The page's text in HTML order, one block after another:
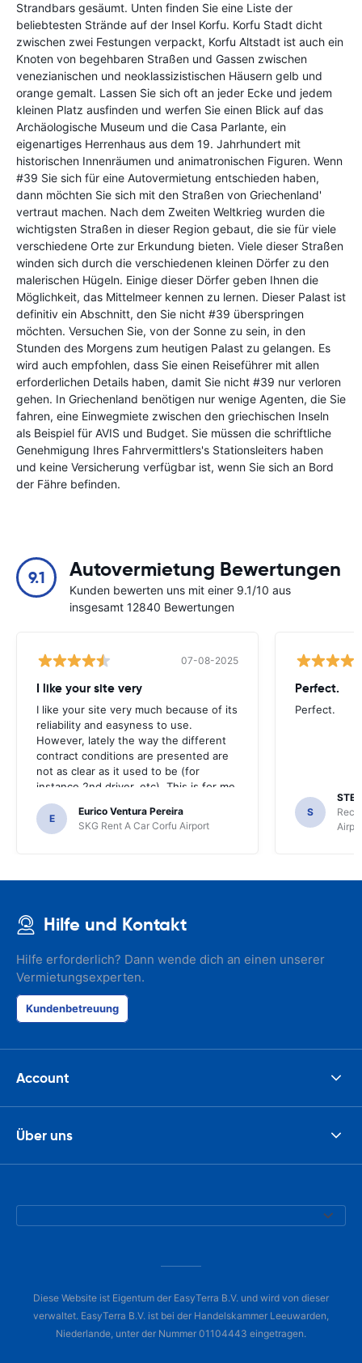
Strandbars gesäumt. Unten finden Sie eine Liste der
beliebtesten Strände auf der Insel Korfu. Korfu Stadt dicht
zwischen zwei Festungen verpackt, Korfu Altstadt ist auch ein
Knoten von begehbaren Straßen und Gassen zwischen
venezianischen und neoklassizistischen Häusern gelb und
orange gemalt. Lassen Sie sich oft an jeder Ecke und jedem
kleinen Platz ausfinden und werfen Sie einen Blick auf das
Archäologische Museum und die Casa Parlante, ein
eigenartiges Herrenhaus aus dem 19. Jahrhundert mit
historischen Innenräumen und animatronischen Figuren. Wenn
#39 Sie sich für eine Autovermietung entschieden haben,
dann möchten Sie sich mit den Straßen von Griechenland'
vertraut machen. Nach dem Zweiten Weltkrieg wurden die
wichtigsten Straßen in dieser Region gebaut, die sie für viele
verschiedene Orte zur Erkundung bieten. Viele dieser Straßen
winden sich durch die verschiedenen kleinen Dörfer zu den
malerischen Hügeln. Einige dieser Dörfer geben Ihnen die
Möglichkeit, das Mittelmeer kennen zu lernen. Dieser Palast ist
definitiv ein Abschnitt, den Sie nicht #39 überspringen
möchten. Versuchen Sie, von der Sonne zu sein, in den
Stunden des Morgens zum heutigen Palast zu gelangen. Es
wird auch empfohlen, dass Sie einen Reiseführer mit allen
erforderlichen Details haben, damit Sie nicht #39 nur verloren
gehen. In Griechenland benötigen nur wenige Agenten, die Sie
fahren, eine Einwegmiete zwischen den griechischen Inseln
als Beispiel für AVIS und Budget. Sie müssen die schriftliche
Genehmigung Ihres Fahrvermittlers's Stationsleiters haben
und keine Versicherung verfügbar ist, wenn Sie sich an Bord
der Fähre befinden.
9.1 Autovermietung Bewertungen
Kunden bewerten uns mit einer 9.1/10 aus
insgesamt 12840 Bewertungen
07-08-2025
I like your site very
I like your site very much because of its
reliability and easyness to use.
However, lately the way the different
contract conditions are presented are
not as clear as it used to be (for
instance 2nd driver, etc). This is for me
the most important aspect of using
your site.
E
Eurico Ventura Pereira
SKG Rent A Car Corfu Airport
Perfect.
Perfect.
S
Hilfe und Kontakt
Hilfe erforderlich? Dann wende dich an einen unserer
Vermietungsexperten.
Kundenbetreuung
Account
Über uns
Diese Website ist Eigentum der EasyTerra B.V. und wird von dieser
verwaltet. EasyTerra B.V. ist bei der Handelskammer Leeuwarden,
Niederlande, unter der Nummer 01104443 eingetragen.